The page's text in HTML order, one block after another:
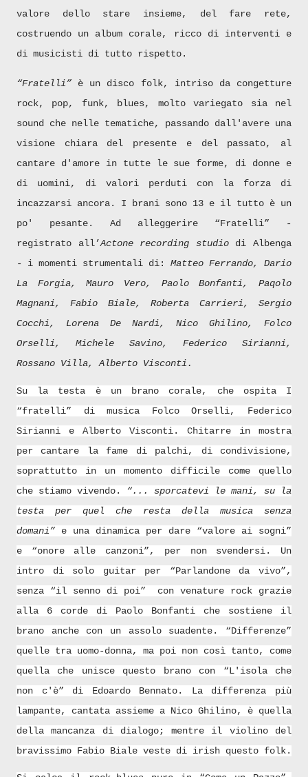
valore dello stare insieme, del fare rete,
costruendo un album corale, ricco di interventi e
di musicisti di tutto rispetto.
“Fratelli”è un disco folk, intriso da congetture
rock, pop, funk, blues, molto variegato sia nel
sound che nelle tematiche, passando dall'avere una
visione chiara del presente e del passato, al
cantare d'amore in tutte le sue forme, di donne e
di uomini, di valori perduti con la forza di
incazzarsi ancora. I brani sono 13 e il tutto è un
po' pesante. Ad alleggerire “Fratelli” -
registrato all’Actone recording studiodi Albenga
- i momenti strumentali di: Matteo Ferrando, Dario
La Forgia, Mauro Vero, Paolo Bonfanti, Paqolo
Magnani, Fabio Biale, Roberta Carrieri, Sergio
Cocchi, Lorena De Nardi, Nico Ghilino, Folco
Orselli, Michele Savino, Federico Sirianni,
Rossano Villa, Alberto Visconti.
Su la testa è un brano corale, che ospita I
“fratelli” di musica Folco Orselli, Federico
Sirianni e Alberto Visconti. Chitarre in mostra
per cantare la fame di palchi, di condivisione,
soprattutto in un momento difficile come quello
che stiamo vivendo.
“... sporcatevi le mani, su la
testa per quel che resta della musica senza
domani”e una dinamica per dare “valore ai sogni”
e “onore alle canzoni”, per non svendersi. Un
intro di solo guitar per “Parlandone da vivo”,
senza “il senno di poi” con venature rock grazie
alla 6 corde di Paolo Bonfanti che sostiene il
brano anche con un assolo suadente. “Differenze”
quelle tra uomo-donna, ma poi non così tanto, come
quella che unisce questo brano con “L'isola che
non c'è” di Edoardo Bennato. La differenza più
lampante, cantata assieme a Nico Ghilino, è quella
della mancanza di dialogo; mentre il violino del
bravissimo Fabio Biale veste di irish questo folk.